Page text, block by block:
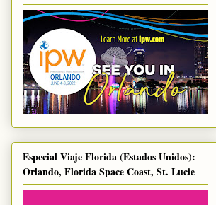
Especial Viaje Florida (Estados Unidos):
Orlando, Florida Space Coast, St. Lucie